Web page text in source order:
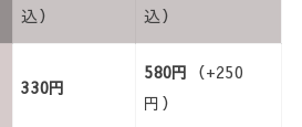
込）
込）
330円
580円 （+250
円）